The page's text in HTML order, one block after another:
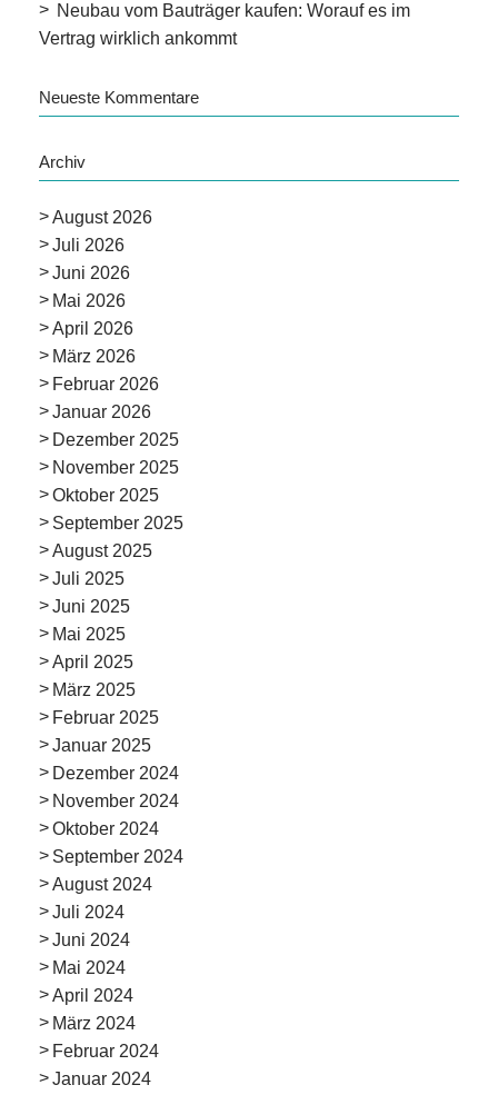
Neubau vom Bauträger kaufen: Worauf es im
Vertrag wirklich ankommt
Neueste Kommentare
Archiv
August 2026
Juli 2026
Juni 2026
Mai 2026
April 2026
März 2026
Februar 2026
Januar 2026
Dezember 2025
November 2025
Oktober 2025
September 2025
August 2025
Juli 2025
Juni 2025
Mai 2025
April 2025
März 2025
Februar 2025
Januar 2025
Dezember 2024
November 2024
Oktober 2024
September 2024
August 2024
Juli 2024
Juni 2024
Mai 2024
April 2024
März 2024
Februar 2024
Januar 2024